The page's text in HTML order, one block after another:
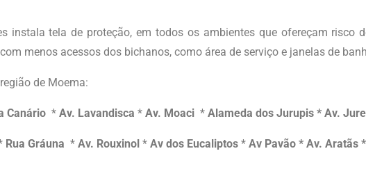
instala tela de proteção, em todos os ambientes que ofereçam risco
menos acessos dos bichanos, como área de serviço e janelas de
de Moema:
Canário * Av. Lavandisca * Av. Moaci* Alameda dos Jurupis * Av.
Rua Gráuna * Av. Rouxinol* Av dos Eucaliptos* Av Pavão * Av. Aratãs *